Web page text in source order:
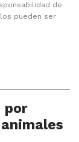
de
pueden ser
por